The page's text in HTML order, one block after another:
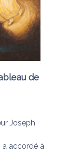
de
Joseph
a accordé à